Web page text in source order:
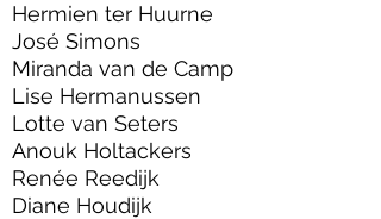
Hermien ter Huurne
José Simons
Miranda van de Camp
Lise Hermanussen
Lotte van Seters
Anouk Holtackers
Renée Reedijk
Diane Houdijk